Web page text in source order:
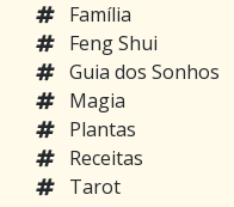
Família
Feng Shui
Guia dos Sonhos
Magia
Plantas
Receitas
Tarot